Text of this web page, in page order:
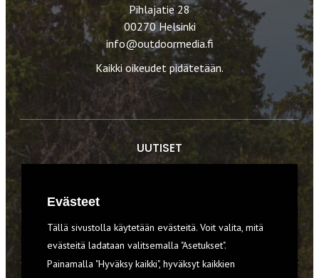
Pihlajatie 28
00270 Helsinki
info@outdoormedia.fi
Kaikki oikeudet pidätetään.
UUTISET
VARUSTEET
Evästeet
Tällä sivustolla käytetään evästeitä. Voit valita, mitä
evästeitä ladataan valitsemalla "Asetukset".
Painamalla "Hyväksy kaikki", hyväksyt kaikkien